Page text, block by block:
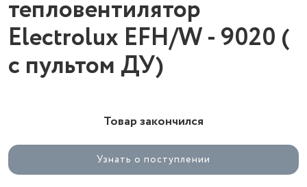
тепловентилятор
Electrolux EFH/W - 9020 (
с пультом ДУ)
Товар закончился
Узнать о поступлении